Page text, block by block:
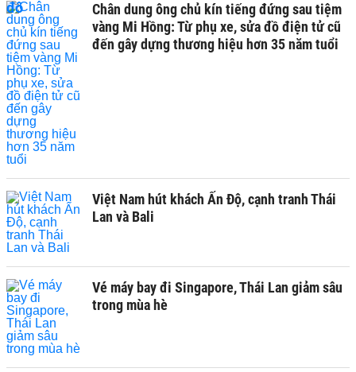
Chân dung ông chủ kín tiếng đứng sau tiệm
vàng Mi Hồng: Từ phụ xe, sửa đồ điện tử cũ
đến gây dựng thương hiệu hơn 35 năm tuổi
Việt Nam hút khách Ấn Độ, cạnh tranh Thái
Lan và Bali
Vé máy bay đi Singapore, Thái Lan giảm sâu
trong mùa hè